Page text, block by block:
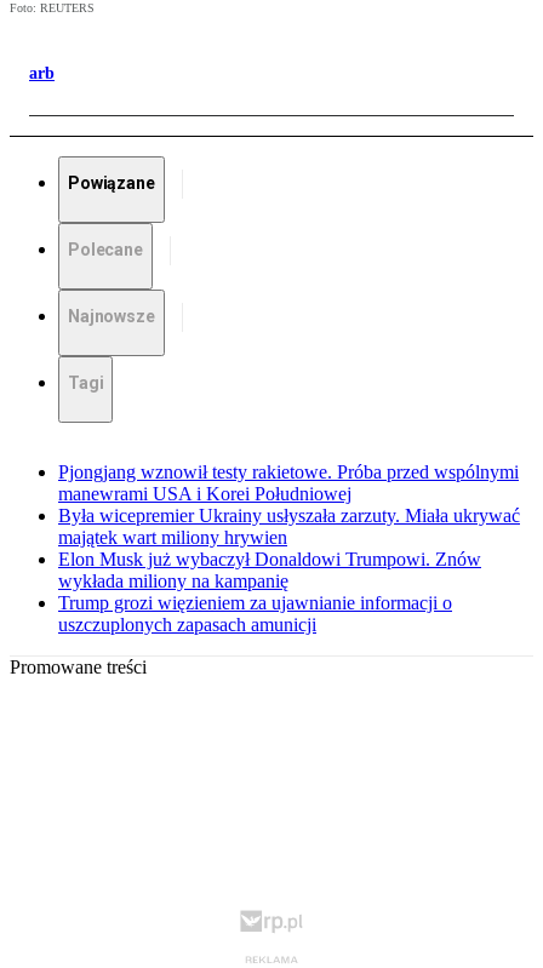
Foto: REUTERS
arb
Powiązane
Polecane
Najnowsze
Tagi
Pjongjang wznowił testy rakietowe. Próba przed wspólnymi
manewrami USA i Korei Południowej
Była wicepremier Ukrainy usłyszała zarzuty. Miała ukrywać
majątek wart miliony hrywien
Elon Musk już wybaczył Donaldowi Trumpowi. Znów
wykłada miliony na kampanię
Trump grozi więzieniem za ujawnianie informacji o
uszczuplonych zapasach amunicji
Promowane treści